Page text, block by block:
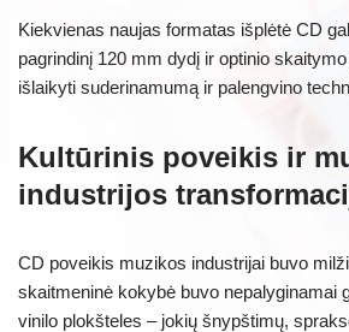
Kiekvienas naujas formatas išplėtė CD
pagrindinį 120 mm dydį ir optinio
išlaikyti suderinamumą ir palengvino
Kultūrinis poveikis ir
industrijos
CD poveikis muzikos industrijai buvo
skaitmeninė kokybė buvo nepalyginamai
vinilo plokšteles – jokių šnypštimų,